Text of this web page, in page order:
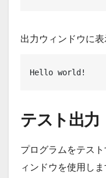
出力ウィンドウに
Hello world!
テスト出力
プログラムをテス
ィンドウを使用し